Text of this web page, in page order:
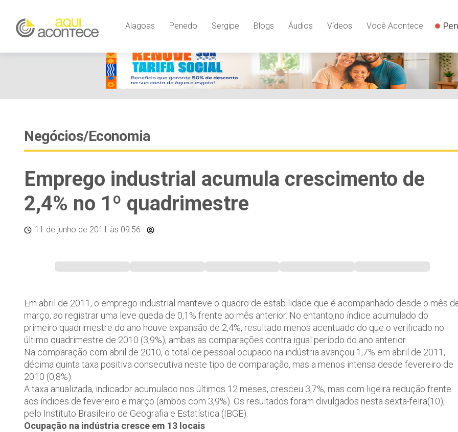
Alagoas Penedo Sergipe Blogs Áudios Vídeos Você Acontece
Negócios/Economia
Emprego industrial acumula crescimento de
2,4% no 1º quadrimestre
11 de junho de 2011 às 09:56
Em abril de 2011, o emprego industrial manteve o quadro de estabilidade que é acompanhado desde o mês
março, ao registrar uma leve queda de 0,1% frente ao mês anterior. No entanto,no índice acumulado do
primeiro quadrimestre do ano houve expansão de 2,4%, resultado menos acentuado do que o verificado no
último quadrimestre de 2010 (3,9%), ambas as comparações contra igual período do ano anterior.
Na comparação com abril de 2010, o total de pessoal ocupado na indústria avançou 1,7% em abril de 2011,
décima quinta taxa positiva consecutiva neste tipo de comparação, mas a menos intensa desde fevereiro de
2010 (0,8%).
A taxa anualizada, indicador acumulado nos últimos 12 meses, cresceu 3,7%, mas com ligeira redução frente
aos índices de fevereiro e março (ambos com 3,9%). Os resultados foram divulgados nesta sexta-feira(10),
pelo Instituto Brasileiro de Geografia e Estatística (IBGE).
Ocupação na indústria cresce em 13 locais